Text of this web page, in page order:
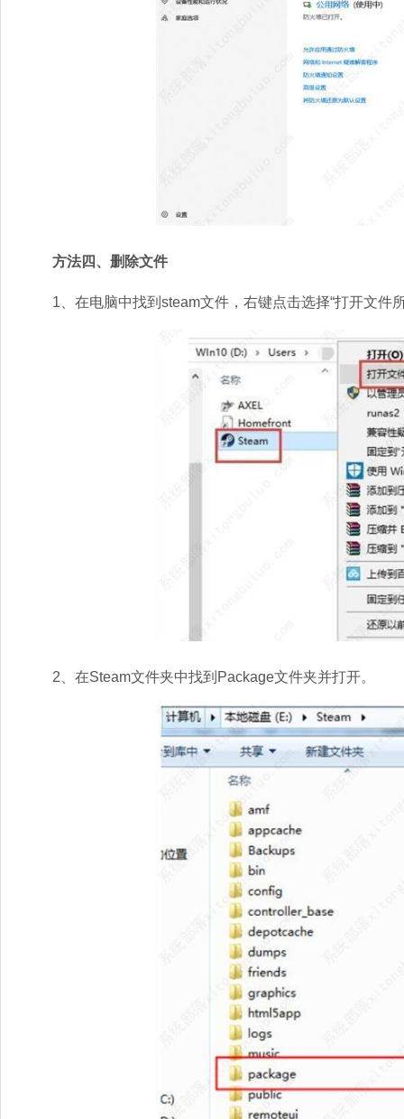
方法四、删除文件
1、在电脑中找到steam文件，右键点击选择“打开文件
2、在Steam文件夹中找到Package文件夹并打开。